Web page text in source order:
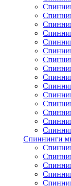
Спиннинги